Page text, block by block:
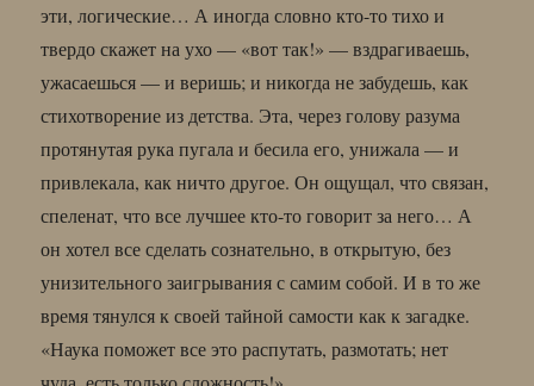
эти, логические… А иногда словно кто-то тихо и
твердо скажет на ухо — «вот так!» — вздрагиваешь,
ужасаешься — и веришь; и никогда не забудешь, как
стихотворение из детства. Эта, через голову разума
протянутая рука пугала и бесила его, унижала — и
привлекала, как ничто другое. Он ощущал, что связан,
спеленат, что все лучшее кто-то говорит за него… А
он хотел все сделать сознательно, в открытую, без
унизительного заигрывания с самим собой. И в то же
время тянулся к своей тайной самости как к загадке.
«Наука поможет все это распутать, размотать; нет